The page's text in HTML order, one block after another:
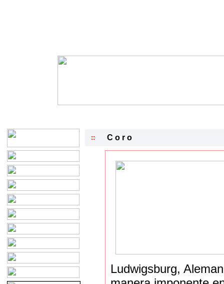
:: C o r o
Ludwigsburg,